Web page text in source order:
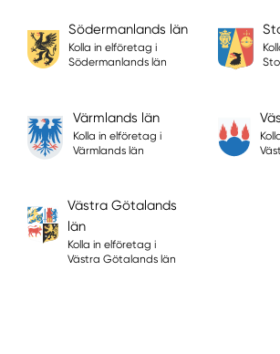
Södermanlands län
Kolla in elföretag i
Södermanlands län
Värmlands län
Kolla in elföretag i
Värmlands län
Västra Götalands
län
Kolla in elföretag i
Västra Götalands län